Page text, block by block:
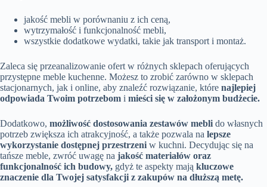
jakość mebli w porównaniu z ich ceną,
wytrzymałość i funkcjonalność mebli,
wszystkie dodatkowe wydatki, takie jak transport i montaż.
Zaleca się przeanalizowanie ofert w różnych sklepach oferujących
przystępne meble kuchenne. Możesz to zrobić zarówno w sklepach
stacjonarnych, jak i online, aby znaleźć rozwiązanie, które najlepiej
odpowiada Twoim potrzebom i mieści się w założonym budżecie.
Dodatkowo, możliwość dostosowania zestawów mebli do własnych
potrzeb zwiększa ich atrakcyjność, a także pozwala na lepsze
wykorzystanie dostępnej przestrzeni w kuchni. Decydując się na
tańsze meble, zwróć uwagę na jakość materiałów oraz
funkcjonalność ich budowy, gdyż te aspekty mają kluczowe
znaczenie dla Twojej satysfakcji z zakupów na dłuższą metę.